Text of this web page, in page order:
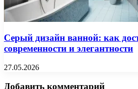
Серый дизайн ванной: как
современности и элегантности
27.05.2026
Добавить комментарий